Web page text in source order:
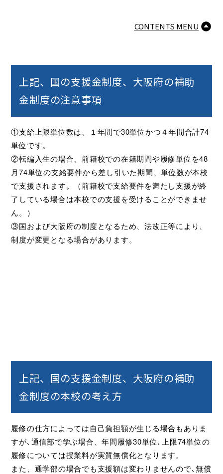
CONTENTS MENU
上記、国の支援金制度、大阪府の補助
金制度の注意事項
①支給上限単位数は、１年間で30単位かつ４年間合計74
単位です。
②転編入生の場合、前籍校での在籍期間や履修単位を48
月74単位の支給要件から差し引いた期間、単位数が本校
で支援されます。（前籍校で支給要件を満たし支援が終
了している場合は本校での支援を受けることができませ
ん。）
③国および大阪府の制度となるため、法改正等により、
制度が変更となる場合があります。
上記、国の支援金制度、大阪府の補助
金制度の本校の考え方
履修の仕方によっては自己負担額が生じる場合もありま
すが､通信部で学ぶ場合、年間履修30単位､上限74単位の
履修については授業料が実質無償化となります。
また、通学部の場合でも支援額は変わりませんので､無償